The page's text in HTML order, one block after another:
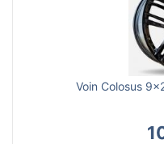
Voin Colosus